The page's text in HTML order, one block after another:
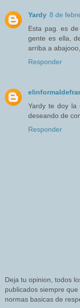
Yardy 8 de
Esta pag. es
gente es ella,
arriba a
Responder
Yardy te doy la
deseando de
Responder
Deja tu opinion, todos
publicados siempre
normas basicas de